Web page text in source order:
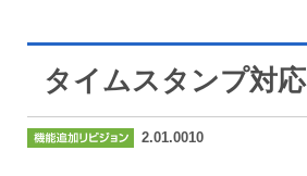
タイムスタンプ対応
2.01.0010